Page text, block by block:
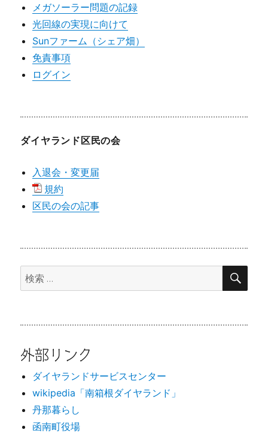
メガソーラー問題の記録
光回線の実現に向けて
Sunファーム（シェア畑）
免責事項
ログイン
ダイヤランド区民の会
入退会・変更届
規約
区民の会の記事
検
索:
検
外部リンク
ダイヤランドサービスセンター
wikipedia「南箱根ダイヤランド」
丹那暮らし
函南町役場